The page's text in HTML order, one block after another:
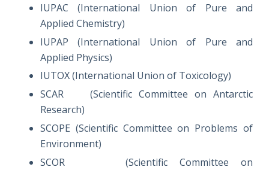
IUPAC (International Union of Pure and
Applied Chemistry)
IUPAP (International Union of Pure and
Applied Physics)
IUTOX (International Union of Toxicology)
SCAR (Scientific Committee on Antarctic
Research)
SCOPE (Scientific Committee on Problems of
Environment)
SCOR (Scientific Committee on